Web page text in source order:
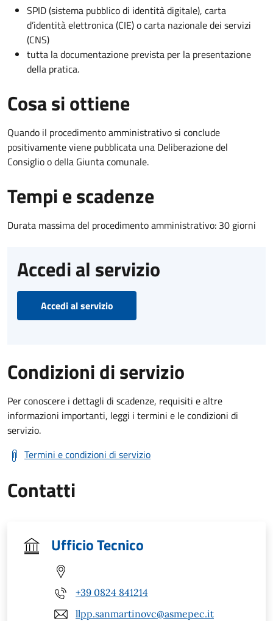
SPID (sistema pubblico di identità digitale), carta
d’identità elettronica (CIE) o carta nazionale dei servizi
(CNS)
tutta la documentazione prevista per la presentazione
della pratica.
Cosa si ottiene
Quando il procedimento amministrativo si conclude
positivamente viene pubblicata una Deliberazione del
Consiglio o della Giunta comunale.
Tempi e scadenze
Durata massima del procedimento amministrativo: 30 giorni
Accedi al servizio
Accedi al servizio
Condizioni di servizio
Per conoscere i dettagli di scadenze, requisiti e altre
informazioni importanti, leggi i termini e le condizioni di
servizio.
Termini e condizioni di servizio
Contatti
Ufficio Tecnico
+39 0824 841214
llpp.sanmartinovc@asmepec.it